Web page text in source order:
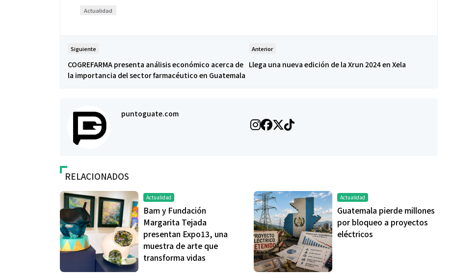
Actualidad
Siguiente
COGREFARMA presenta análisis económico acerca de
la importancia del sector farmacéutico en Guatemala
Anterior
Llega una nueva edición de la Xrun 2024 en Xela
puntoguate.com
RELACIONADOS
Actualidad
Bam y Fundación
Margarita Tejada
presentan Expo13, una
muestra de arte que
transforma vidas
Actualidad
Guatemala pierde millones
por bloqueo a proyectos
eléctricos
Salud
¿Qué comer antes de un partido
de fútbol? La estrategia que
usan los atletas para rendir
mejor
Salud
El cuidado de la piel va mucho
más allá del rostro: cada zona
merece una atención específica